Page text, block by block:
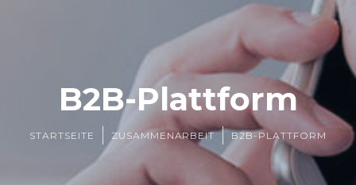
B2B-Plattform
STARTSEITE ZUSAMMENARBEIT B2B-PLATTFORM